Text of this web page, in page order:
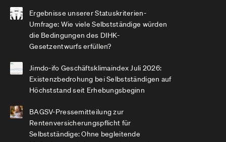
Ergebnisse unserer Statuskriterien-
Umfrage: Wie viele Selbstständige würden
die Bedingungen des DIHK-
Gesetzentwurfs erfüllen?
Jimdo-ifo Geschäftsklimaindex Juli 2026:
Existenzbedrohung bei Selbstständigen auf
Höchststand seit Erhebungsbeginn
BAGSV-Pressemitteilung zur
Rentenversicherungspflicht für
Selbstständige: Ohne begleitende